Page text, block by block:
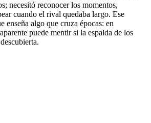
necesitó reconocer los momentos,
cuando el rival quedaba largo. Ese
enseña algo que cruza épocas: en
puede mentir si la espalda de los